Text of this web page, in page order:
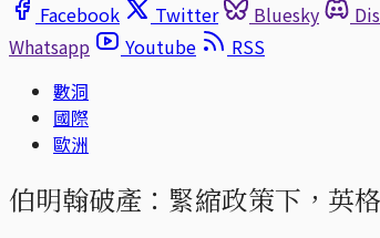
Facebook
Twitter Bluesky
Whatsapp
Youtube
RSS
數洞
國際
歐洲
伯明翰破產：緊縮政策下，英